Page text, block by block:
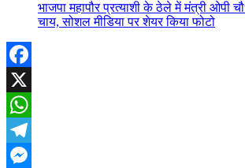
भाजपा महापौर प्रत्याशी के ठेले में मंत्री ओपी
चाय, सोशल मीडिया पर शेयर किया फोटो
Facebook
X
WhatsApp
Telegram